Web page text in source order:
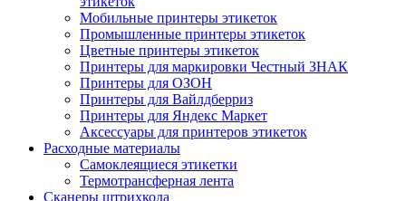
Мобильные принтеры этикеток
Промышленные принтеры этикеток
Цветные принтеры этикеток
Принтеры для маркировки Честный ЗНАК
Принтеры для ОЗОН
Принтеры для Вайлдберриз
Принтеры для Яндекс Маркет
Аксессуары для принтеров этикеток
Расходные материалы
Самоклеящиеся этикетки
Термотрансферная лента
Сканеры штрихкода